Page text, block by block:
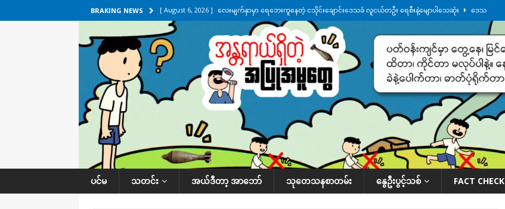
BRAKING NEWS [ August 6, 2026 ] လေးမျက်နှာမှာ ရေဘေးကူနေတဲ့ ငသိုင်းချောင်းဒေသခံ လူငယ်တဦး ရေစီးနဲ့မျောပါသေဆုံး ဒေသ
အလိုက် သတင်းကဏ္ဍ
[ August 6, 2026 ] ရေကြီးနေတဲ့ လေးမျက်နှာမှာ ဖုန်းလိုင်းတွေ ပြတ်တောက်နေ ဒေသအလိုက် သတင်းကဏ္ဍ
[ August 5, 2026 ] ရန်ကုန်မြို့မှာ ကားမှန်ခွဲခံရတာတွေ ဆက်တိုက်ဖြစ် ဒေသအလိုက် သတင်းကဏ္ဍ
[ August 5, 2026 ] ဂျပန်ရဲ့ ဒုံးကျည်စမ်းသပ်မှုကို မြောက်ကိုရီးယား ဝေဖန် နိုင်ငံတကာရေးရာ
[ August 6, 2026 ] တာကျိုးပြီး ခုနှစ်ရက်မြောက်နေ့မှာ ငသိုင်းချောင်းမြို့ကို ရေစတင်ရောက်ရှိ ဒေသအလိုက် သတင်း
ပင်မ သတင်း အယ်ဒီတာ့ အာဘော် သုတေသနစာတမ်း နွေဦးပွင့်သစ် FACT CHECK